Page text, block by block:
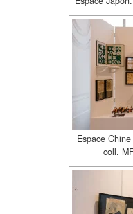
Espace
coll.